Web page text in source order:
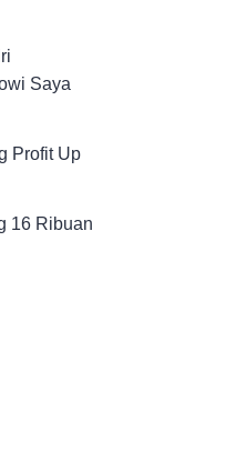
Saya
Profit Up
16 Ribuan